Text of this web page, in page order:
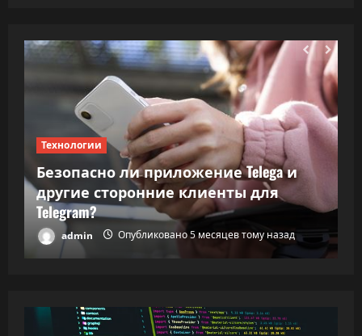
Технологии
Безопасно ли приложение Telega и
другие сторонние клиенты для
Telegram?
admin Опубликовано 5 месяцев тому назад